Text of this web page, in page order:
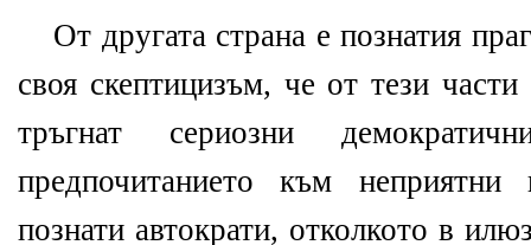
От другата страна е познатия
своя скептицизъм, че от тези
тръгнат сериозни
предпочитанието към
познати автократи, отколкото в